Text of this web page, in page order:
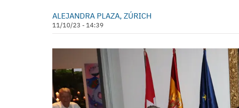
ALEJANDRA PLAZA, ZÚRICH
11/10/23 - 14:39